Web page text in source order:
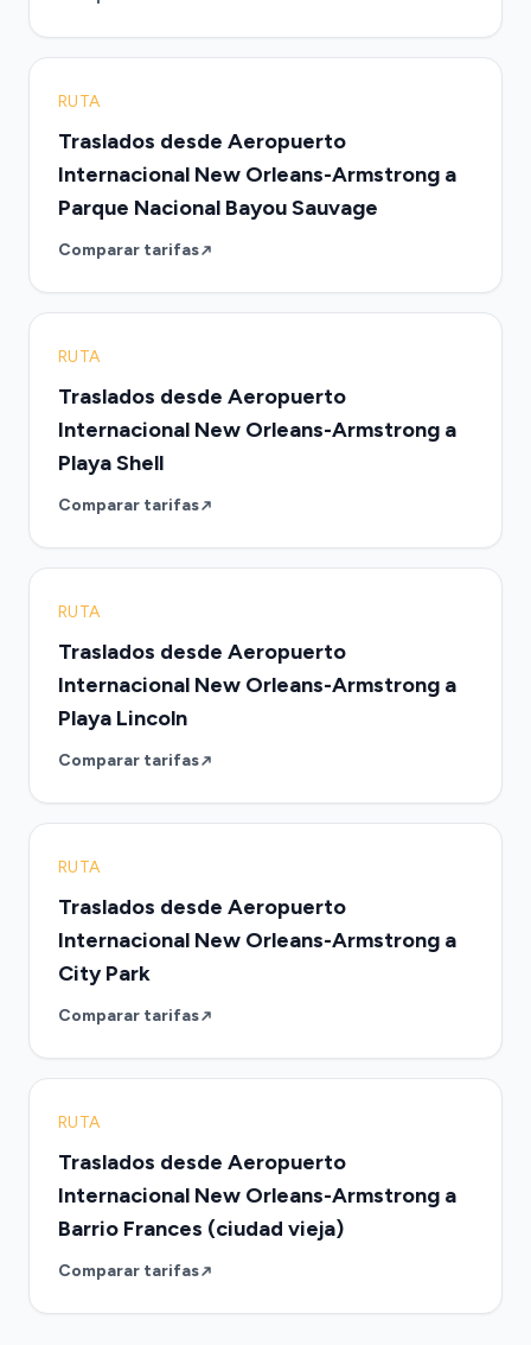
RUTA
Traslados desde Aeropuerto
Internacional New Orleans-Armstrong a
Parque Nacional Bayou Sauvage
Comparar tarifas
RUTA
Traslados desde Aeropuerto
Internacional New Orleans-Armstrong a
Playa Shell
Comparar tarifas
RUTA
Traslados desde Aeropuerto
Internacional New Orleans-Armstrong a
Playa Lincoln
Comparar tarifas
RUTA
Traslados desde Aeropuerto
Internacional New Orleans-Armstrong a
City Park
Comparar tarifas
RUTA
Traslados desde Aeropuerto
Internacional New Orleans-Armstrong a
Barrio Frances (ciudad vieja)
Comparar tarifas